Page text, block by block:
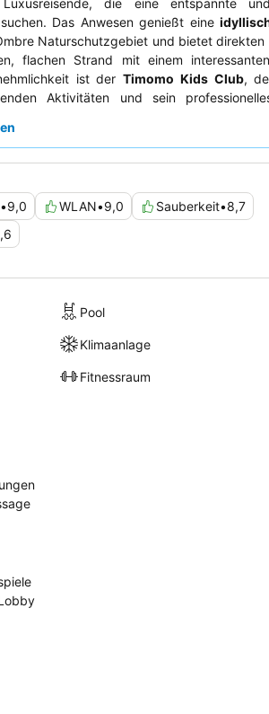
die eine entspannte
Das Anwesen genießt eine
Naturschutzgebiet und bietet direkten
flachen Strand mit einem
ist derTimomo Kids Club,
Aktivitäten und sein
das aufmerksame und freundliche
und Le Chateau sowie ein
Für einen ruhigeren Aufenthalt
wählen.
•9,0 WLAN•9,0 Sauberkeit•8,7
Pool
Klimaanlage
Fitnessraum